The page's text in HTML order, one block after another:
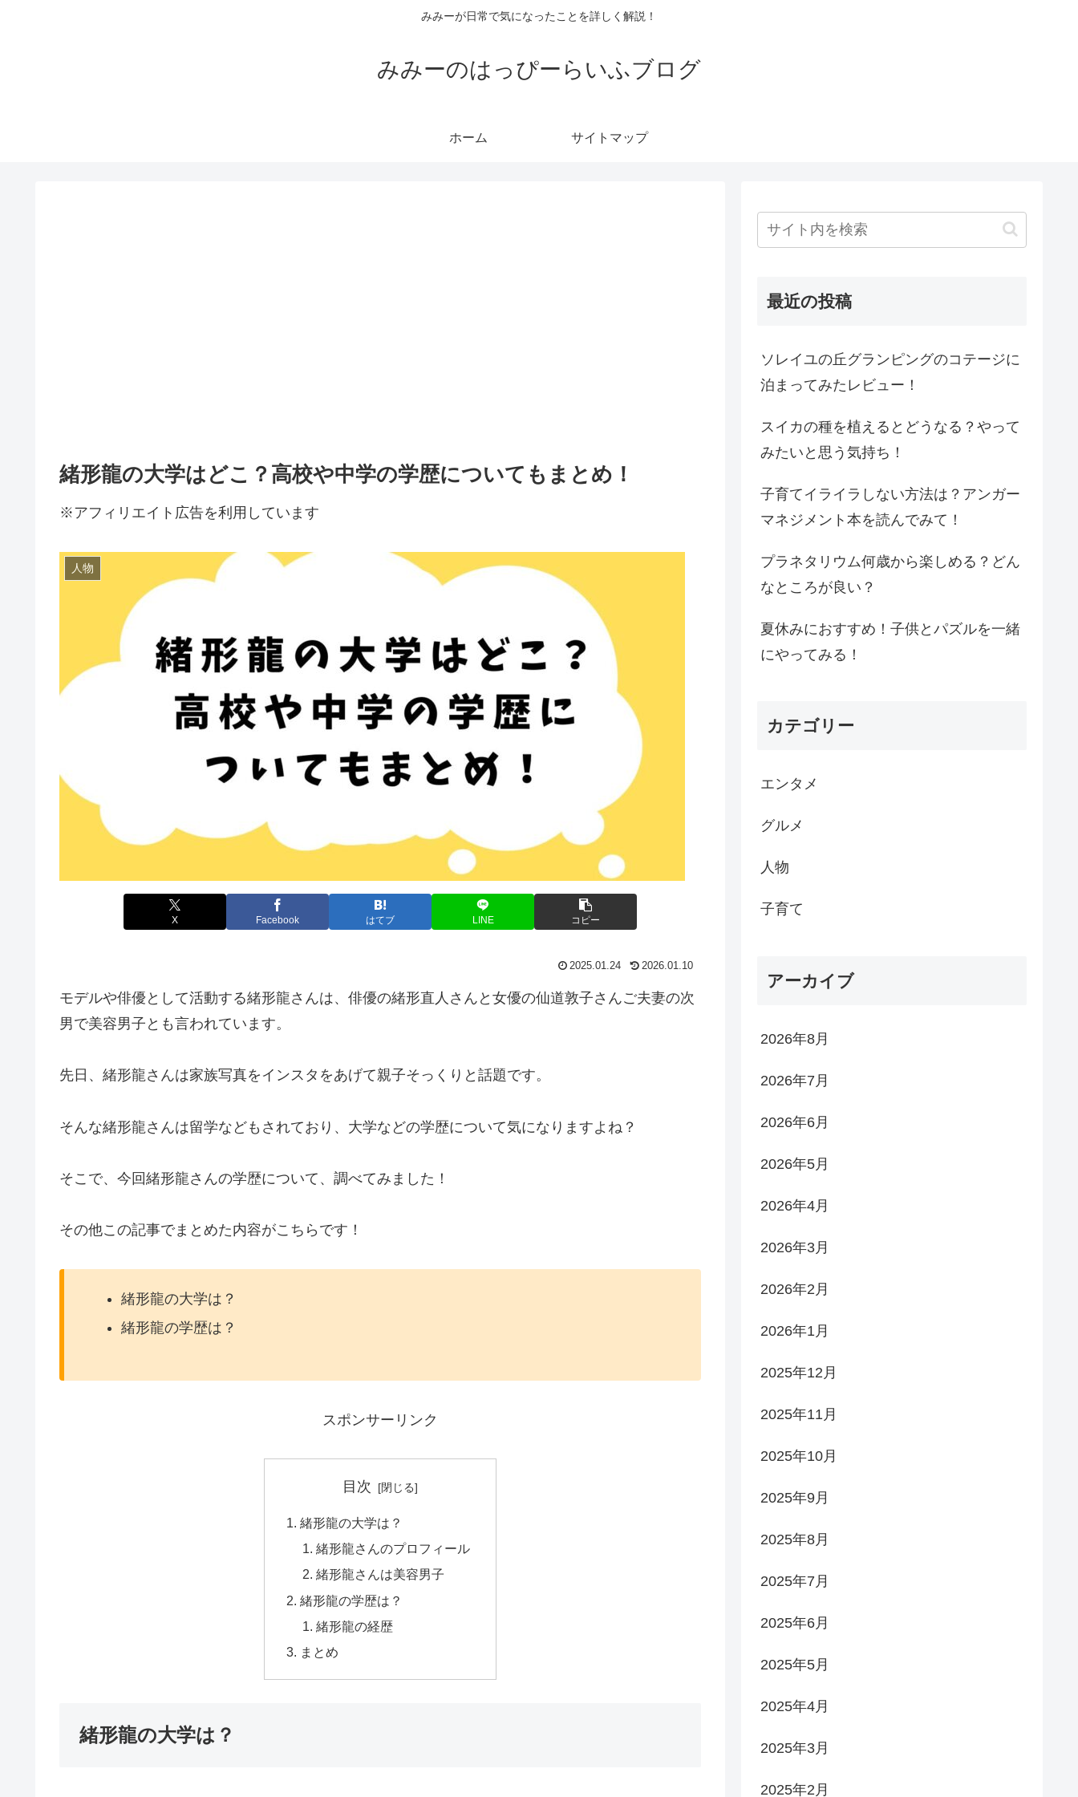
みみーが日常で気になったことを詳しく解説！
みみーのはっぴーらいふブログ
ホーム サイトマップ
緒形龍の大学はどこ？高校や中学の学歴についてもまとめ！
※アフィリエイト広告を利用しています
人物
X Facebook はてブ LINE コピー
2025.01.24 2026.01.10
モデルや俳優として活動する緒形龍さんは、俳優の緒形直人さんと女優の仙道敦子さんご夫妻の次
男で美容男子とも言われています。
先日、緒形龍さんは家族写真をインスタをあげて親子そっくりと話題です。
そんな緒形龍さんは留学などもされており、大学などの学歴について気になりますよね？
そこで、今回緒形龍さんの学歴について、調べてみました！
その他この記事でまとめた内容がこちらです！
緒形龍の大学は？
緒形龍の学歴は？
スポンサーリンク
目次
緒形龍の大学は？
緒形龍さんのプロフィール
緒形龍さんは美容男子
緒形龍の学歴は？
緒形龍の経歴
まとめ
緒形龍の大学は？
最近の投稿
ソレイユの丘グランピングのコテージに
泊まってみたレビュー！
スイカの種を植えるとどうなる？やって
みたいと思う気持ち！
子育てイライラしない方法は？アンガー
マネジメント本を読んでみて！
プラネタリウム何歳から楽しめる？どん
なところが良い？
夏休みにおすすめ！子供とパズルを一緒
にやってみる！
カテゴリー
エンタメ
グルメ
人物
子育て
アーカイブ
2026年8月
2026年7月
2026年6月
2026年5月
2026年4月
2026年3月
2026年2月
2026年1月
2025年12月
2025年11月
2025年10月
2025年9月
2025年8月
2025年7月
2025年6月
2025年5月
2025年4月
2025年3月
2025年2月